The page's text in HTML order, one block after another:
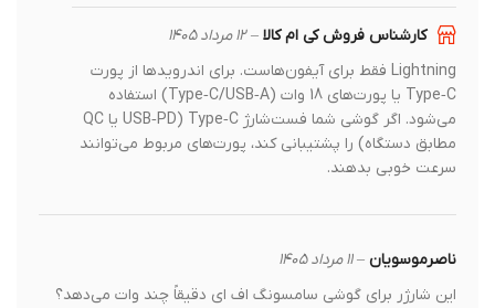
کارشناس فروش کی ام کالا– 12 مرداد 1405
Lightning فقط برای آیفون‌هاست. برای اندرویدها از پورت
Type‑C یا پورت‌های 18 وات (Type‑C/USB‑A) استفاده
می‌شود. اگر گوشی شما فست‌شارژ Type‑C (USB‑PD یا QC
مطابق دستگاه) را پشتیبانی کند، پورت‌های مربوط می‌توانند
سرعت خوبی بدهند.
ناصرموسویان– 11 مرداد 1405
این شارژر برای گوشی سامسونگ اف ای دقیقاً چند وات می‌دهد؟